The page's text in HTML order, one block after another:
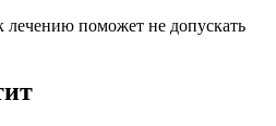
поможет не допускать